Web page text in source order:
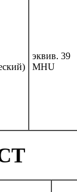
эквив. 39
MHU